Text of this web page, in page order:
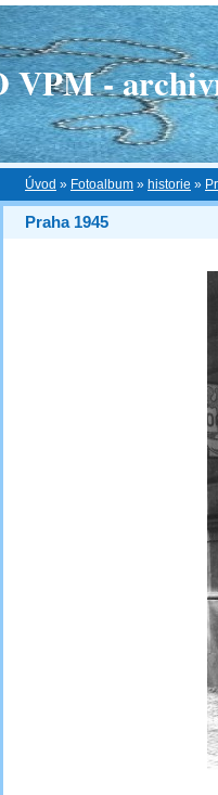
VPM -
Úvod » Fotoalbum » historie »
Praha 1945